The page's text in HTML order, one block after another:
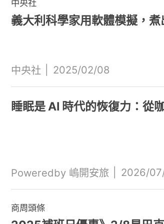
中央社
義大利科學家用軟體模擬，
中央社 2025/02/08
睡眠是 AI 時代的恢復力：從
Poweredby 嵨開安旅 2026/
商周頭條